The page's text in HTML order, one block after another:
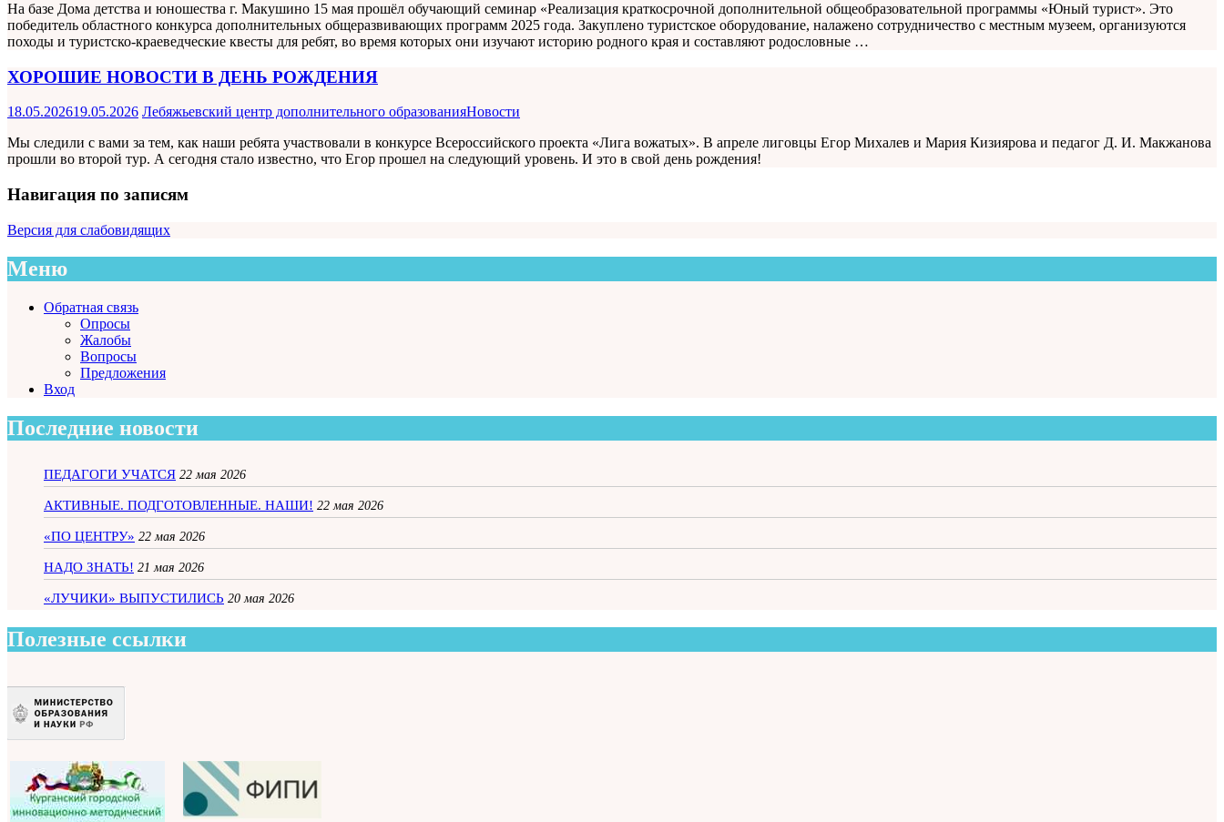
На базе Дома детства и юношества г. Макушино 15 мая прошёл обучающий семинар «Реализация краткосрочной дополнительной общеобразовательной программы «Юный турист». Это
победитель областного конкурса дополнительных общеразвивающих программ 2025 года. Закуплено туристское оборудование, налажено сотрудничество с местным музеем, организуются
походы и туристско-краеведческие квесты для ребят, во время которых они изучают историю родного края и составляют родословные …
ХОРОШИЕ НОВОСТИ В ДЕНЬ РОЖДЕНИЯ
18.05.202619.05.2026 Лебяжьевский центр дополнительного образованияНовости
Мы следили с вами за тем, как наши ребята участвовали в конкурсе Всероссийского проекта «Лига вожатых». В апреле лиговцы Егор Михалев и Мария Кизиярова и педагог Д. И. Макжанова
прошли во второй тур. А сегодня стало известно, что Егор прошел на следующий уровень. И это в свой день рождения!
Навигация по записям
Версия для слабовидящих
Меню
Обратная связь
Опросы
Жалобы
Вопросы
Предложения
Вход
Последние новости
ПЕДАГОГИ УЧАТСЯ 22 мая 2026
АКТИВНЫЕ. ПОДГОТОВЛЕННЫЕ. НАШИ! 22 мая 2026
«ПО ЦЕНТРУ» 22 мая 2026
НАДО ЗНАТЬ! 21 мая 2026
«ЛУЧИКИ» ВЫПУСТИЛИСЬ 20 мая 2026
Полезные ссылки